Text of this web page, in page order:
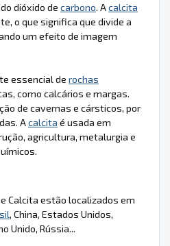
dióxido de carbono. Acalcita
o que significa que divide a
um efeito de imagem
essencial de rochas
como calcários e margas.
de cavernas e cársticos, por
Acalcita é usada em
agricultura, metalurgia e
Calcita estão localizados em
, China, Estados Unidos,
Unido, Rússia...